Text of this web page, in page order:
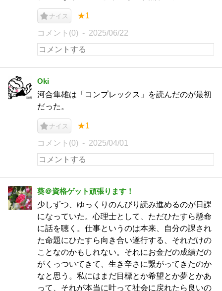
ナイス ★1
コメント(0) 2025/06/22
Oki
河合隼雄は「コンプレックス」を読んだのが最初
だった。
ナイス ★1
コメント(0) 2025/04/01
葵＠資格ゲット頑張ります！
少しずつ、ゆっくりのんびり読み進めるのが日課
になっていた。心理士として、ただひたすら懸命
に話を聴く。仕事というのは本来、自分の課され
た命題にひたすら向き合い遂行する、それだけの
ことなのかもしれない。それにお金だの成績だの
がくっついてきて、生き辛さに繋がってきたのか
なと思う。私にはまだ目標とか希望とか夢とかあ
って、それが本当に叶って社会に戻れたら良いの